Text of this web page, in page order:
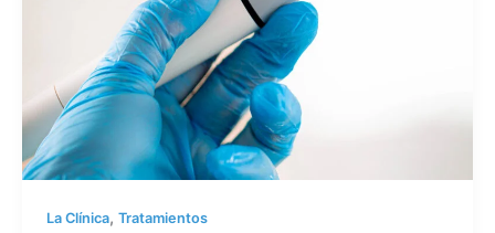
La Clínica, Tratamientos